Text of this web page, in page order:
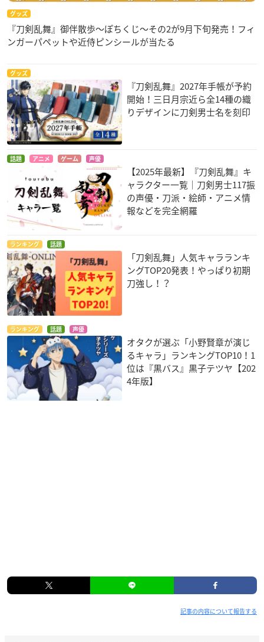
グッズ
『刀剣乱舞』御伴散歩～ぽちくじ～その2が9月下旬発売！フィ
ンガーパペットや近侍ピンシールが当たる
グッズ
『刀剣乱舞』2027年手帳が予約
開始！三日月宗近ら全14種の織
りデザインに刀剣男士名を刻印
話題 アニメ ゲーム 声優
【2025年最新】『刀剣乱舞』キ
ャラクター一覧｜刀剣男士117振
の声優・刀派・絵師・アニメ情
報などを完全網羅
ランキング 話題
「刀剣乱舞」人気キャラランキ
ングTOP20発表！やっぱり初期
刀強し！？
ランキング 話題 声優
オタクが選ぶ「小野賢章が演じ
るキャラ」ランキングTOP10！1
位は『黒バス』黒子テツヤ【202
4年版】
記事の内容について報告する